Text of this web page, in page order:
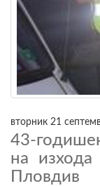
вторник 21
43-
на
Пловдив